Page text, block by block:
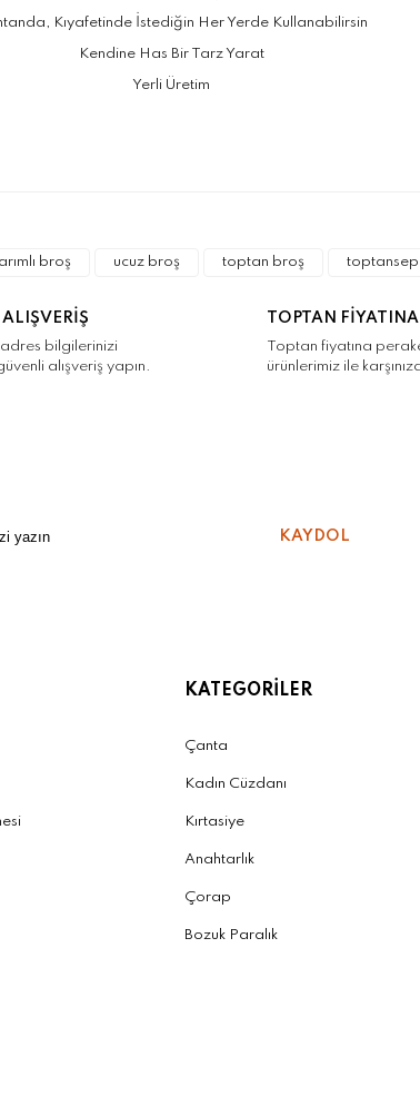
Kıyafetinde İstediğin Her Yerde Kullanabilirsin
Kendine Has Bir Tarz Yarat
Yerli Üretim
Yorum Yaz
broş ucuz broş toptan broş
bilgilerinizi
alışveriş yapın.
TOPTAN FİYATINA
Toptan fiyatına
ürünlerimiz ile
KAYDOL
KATEGORİLER
Çanta
Kadın Cüzdanı
Kırtasiye
Anahtarlık
Çorap
Bozuk Paralık